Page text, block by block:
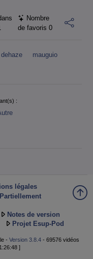
Nombre
de favoris 0
dehaze
mauguio
:
légales
Notes de version
Projet Esup-Pod
- Version 3.8.4- 69576 vidéos
]